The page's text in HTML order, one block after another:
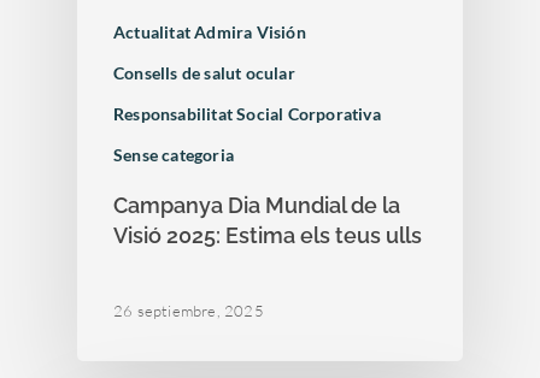
Actualitat Admira Visión
Consells de salut ocular
Responsabilitat Social Corporativa
Sense categoria
Campanya Dia Mundial de la
Visió 2025: Estima els teus ulls
26 septiembre, 2025